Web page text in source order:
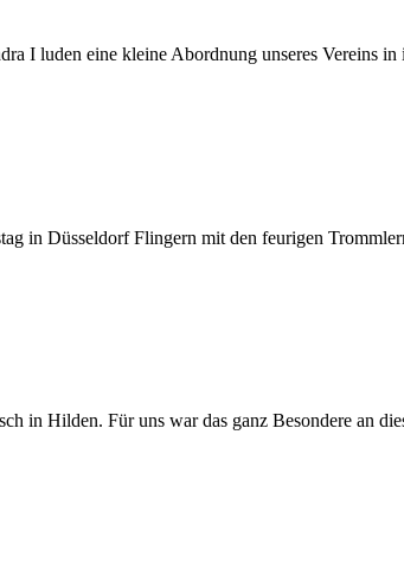
I luden eine kleine Abordnung unseres Vereins in
in Düsseldorf Flingern mit den feurigen
in Hilden. Für uns war das ganz Besondere an